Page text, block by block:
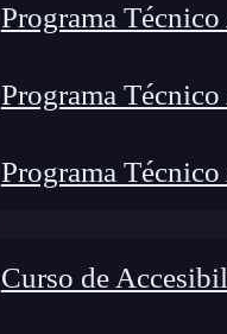
Programa
Programa
Programa
Curso de